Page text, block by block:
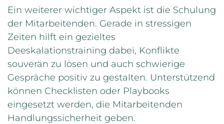
Ein weiterer wichtiger Aspekt ist die Schulung
der Mitarbeitenden. Gerade in stressigen
Zeiten hilft ein gezieltes
Deeskalationstraining dabei, Konflikte
souverän zu lösen und auch schwierige
Gespräche positiv zu gestalten. Unterstützend
können Checklisten oder Playbooks
eingesetzt werden, die Mitarbeitenden
Handlungssicherheit geben.